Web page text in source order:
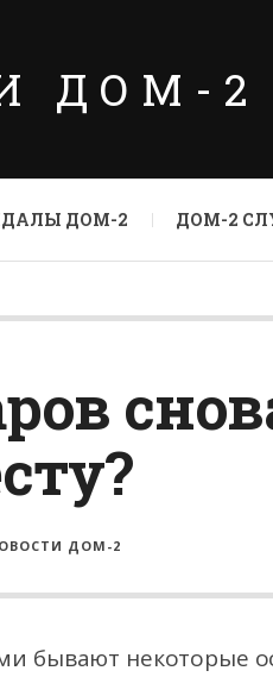
ДОМ-2
ДОМ-2 ДОМ-2
ДОМ-2
бывают некоторые